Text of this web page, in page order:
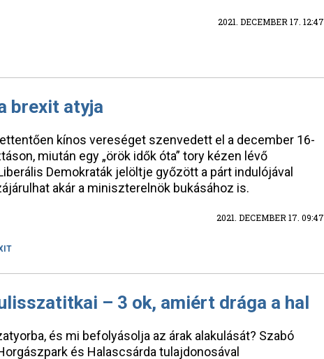
2021. DECEMBER 17. 12:47
brexit atyja
kínos vereséget szenvedett el a december 16-
miután egy „örök idők óta” tory kézen lévő
Demokraták jelöltje győzött a párt indulójával
akár a miniszterelnök bukásához is.
2021. DECEMBER 17. 09:47
– 3 ok, amiért drága a hal
és mi befolyásolja az árak alakulását? Szabó
és Halascsárda tulajdonosával